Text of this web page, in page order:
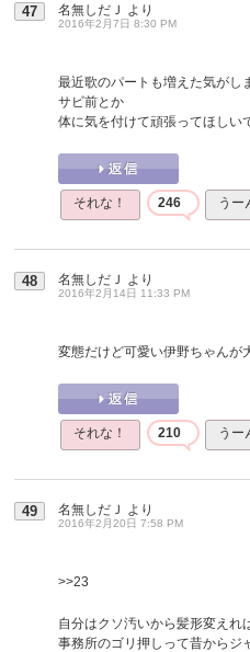
47 名無しだＪ より
2016年2月7日 8:30 PM
最近歌のパートも増えた気がし
サビ前とか
体に気を付けて頑張ってほしい
それな！ 246 うー
48 名無しだＪ より
2016年2月14日 11:33 PM
変態だけど可愛い伊野ちゃんが
それな！ 210 うー
49 名無しだＪ より
2016年2月20日 7:58 PM
>>23
自分はクソ汚いから髪形変えれ
事務所のゴリ押しって昔からジ